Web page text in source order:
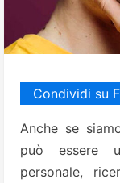
Condividi su
Anche se
può essere
personale,